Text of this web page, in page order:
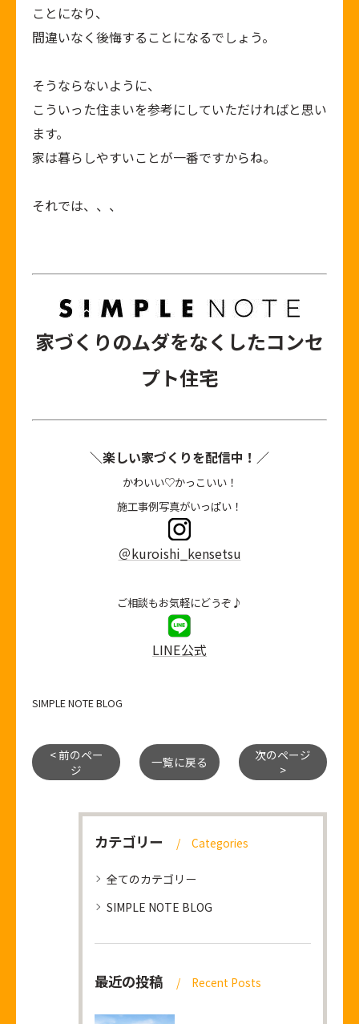
ことになり、
間違いなく後悔することになるでしょう。
そうならないように、
こういった住まいを参考にしていただければと思い
ます。
家は暮らしやすいことが一番ですからね。
それでは、、、
家づくりのムダをなくしたコンセ
プト住宅
＼楽しい家づくりを配信中！／
かわいい♡かっこいい！
施工事例写真がいっぱい！
＠kuroishi_kensetsu
ご相談もお気軽にどうぞ♪
LINE公式
SIMPLE NOTE BLOG
< 前のペー
ジ
一覧に戻る
次のページ
>
カテゴリー Categories
全てのカテゴリー
SIMPLE NOTE BLOG
最近の投稿 Recent Posts